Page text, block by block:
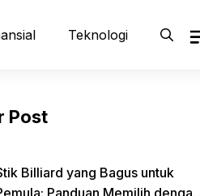
Teknologi
Post
Billiard yang Bagus untuk
Panduan Memilih dengan